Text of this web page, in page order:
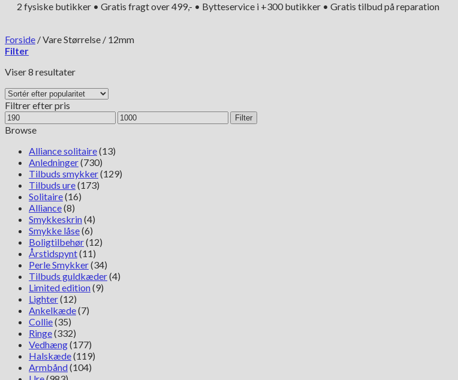
2 fysiske butikker • Gratis fragt over 499,- • Bytteservice i +300 butikker • Gratis tilbud på reparation
Forside /Vare Størrelse / 12mm
Filter
Viser 8 resultaterSorteret
popularitet
Filtrer efter pris
Mindste
pris
Højeste
pris
Filter
Browse
Alliance solitaire(13)
Anledninger(730)
Tilbuds smykker(129)
Tilbuds ure(173)
Solitaire(16)
Alliance(8)
Smykkeskrin(4)
Smykke låse(6)
Boligtilbehør(12)
Årstidspynt(11)
Perle Smykker(34)
Tilbuds guldkæder(4)
Limited edition(9)
Lighter(12)
Ankelkæde(7)
Collie(35)
Ringe(332)
Vedhæng(177)
Halskæde(119)
Armbånd(104)